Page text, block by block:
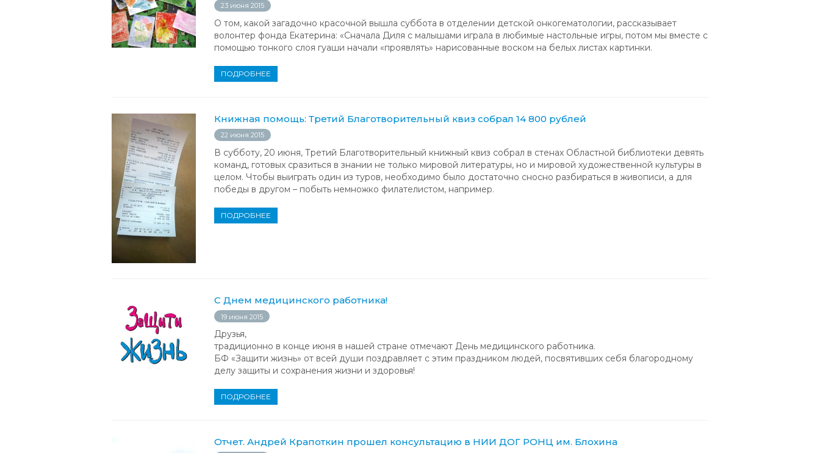
23 июня 2015
О том, какой загадочно красочной вышла суббота в отделении детской онкогематологии, рассказывает
волонтер фонда Екатерина: «Сначала Диля с малышами играла в любимые настольные игры, потом мы вместе с
помощью тонкого слоя гуаши начали «проявлять» нарисованные воском на белых листах картинки.
ПОДРОБНЕЕ
Книжная помощь: Третий Благотворительный квиз собрал 14 800 рублей
22 июня 2015
В субботу, 20 июня, Третий Благотворительный книжный квиз собрал в стенах Областной библиотеки девять
команд, готовых сразиться в знании не только мировой литературы, но и мировой художественной культуры в
целом. Чтобы выиграть один из туров, необходимо было достаточно сносно разбираться в живописи, а для
победы в другом – побыть немножко филателистом, например.
ПОДРОБНЕЕ
С Днем медицинского работника!
19 июня 2015
Друзья,
традиционно в конце июня в нашей стране отмечают День медицинского работника.
БФ «Защити жизнь» от всей души поздравляет с этим праздником людей, посвятивших себя благородному
делу защиты и сохранения жизни и здоровья!
ПОДРОБНЕЕ
Отчет. Андрей Крапоткин прошел консультацию в НИИ ДОГ РОНЦ им. Блохина